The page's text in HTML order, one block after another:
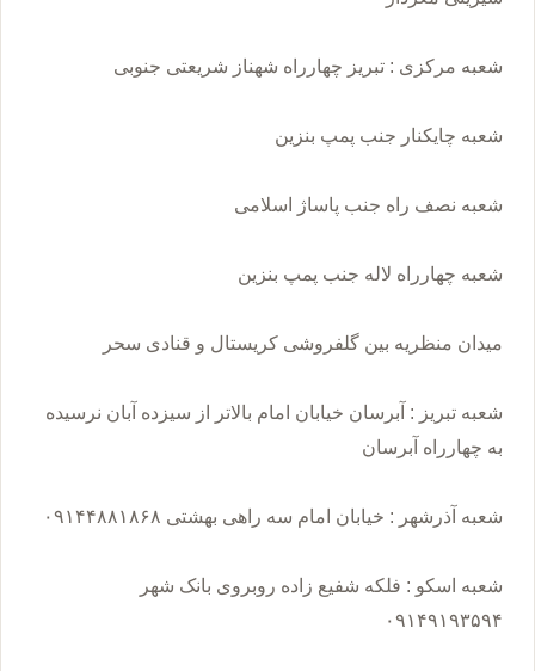
شعبه مرکزی : تبریز چهارراه شهناز شریعتی جنوبی
شعبه چایکنار جنب پمپ بنزین
شعبه نصف راه جنب پاساژ اسلامی
شعبه چهارراه لاله جنب پمپ بنزین
میدان منظریه بین گلفروشی کریستال و قنادی سحر
شعبه تبریز : آبرسان خیابان امام بالاتر از سیزده آبان نرسیده
شعبه آذرشهر : خیابان امام سه راهی بهشتی ۰۹۱۴۴۸۸۱۸۶۸
شعبه اسکو : فلکه شفیع زاده روبروی بانک شهر
۰۹۱۴۹۱۹۳۵۹۴